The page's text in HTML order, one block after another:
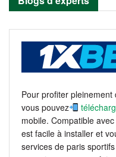
Pour profiter
vous pouvez
mobile. Compatible
est facile à installer et
services de paris